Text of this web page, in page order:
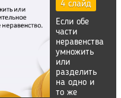
4 слайд
Если обе
части
неравенства
умножить
или
разделить
на одно и
то же